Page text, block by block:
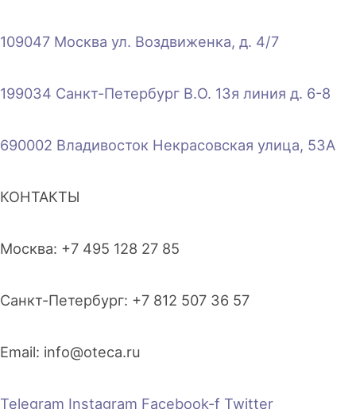
109047 Москва ул. Воздвиженка, д. 4/7
199034 Санкт-Петербург В.О. 13я линия д. 6-8
690002 Владивосток Некрасовская улица, 53А
КОНТАКТЫ
Москва: +7 495 128 27 85
Санкт-Петербург: +7 812 507 36 57
Email: info@oteca.ru
Telegram Instagram Facebook-f Twitter